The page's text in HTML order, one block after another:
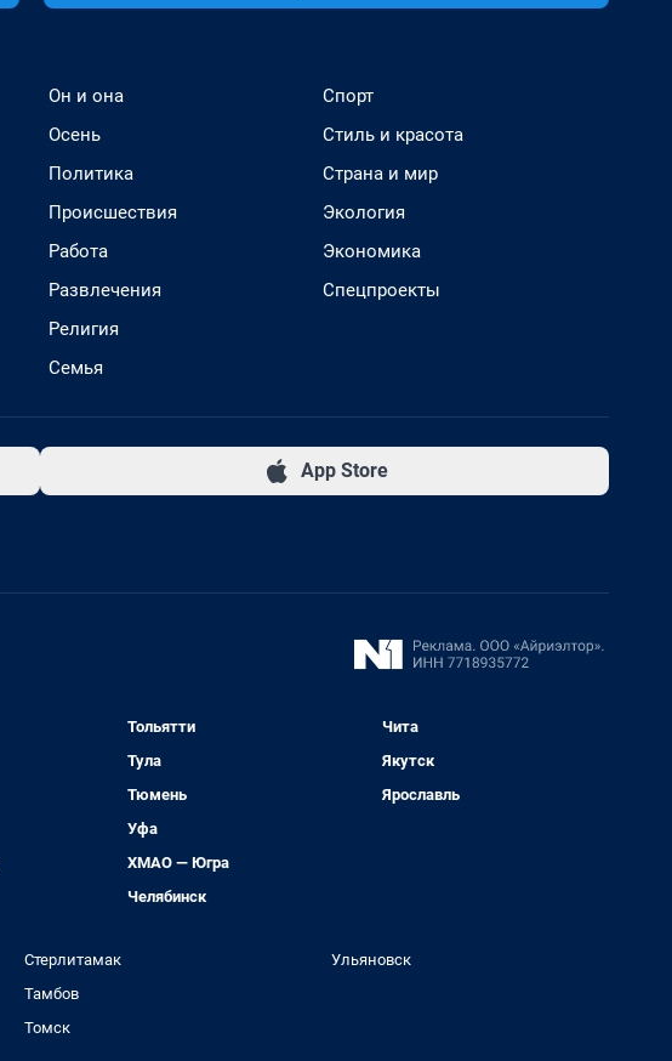
Он и она
Осень
Политика
Происшествия
Работа
Развлечения
Религия
Семья
Спорт
Стиль и красота
Страна и мир
Экология
Экономика
Спецпроекты
App Store
Тольятти
Тула
Тюмень
Уфа
ХМАО — Югра
Челябинск
Чита
Якутск
Ярославль
Стерлитамак
Тамбов
Томск
Ульяновск